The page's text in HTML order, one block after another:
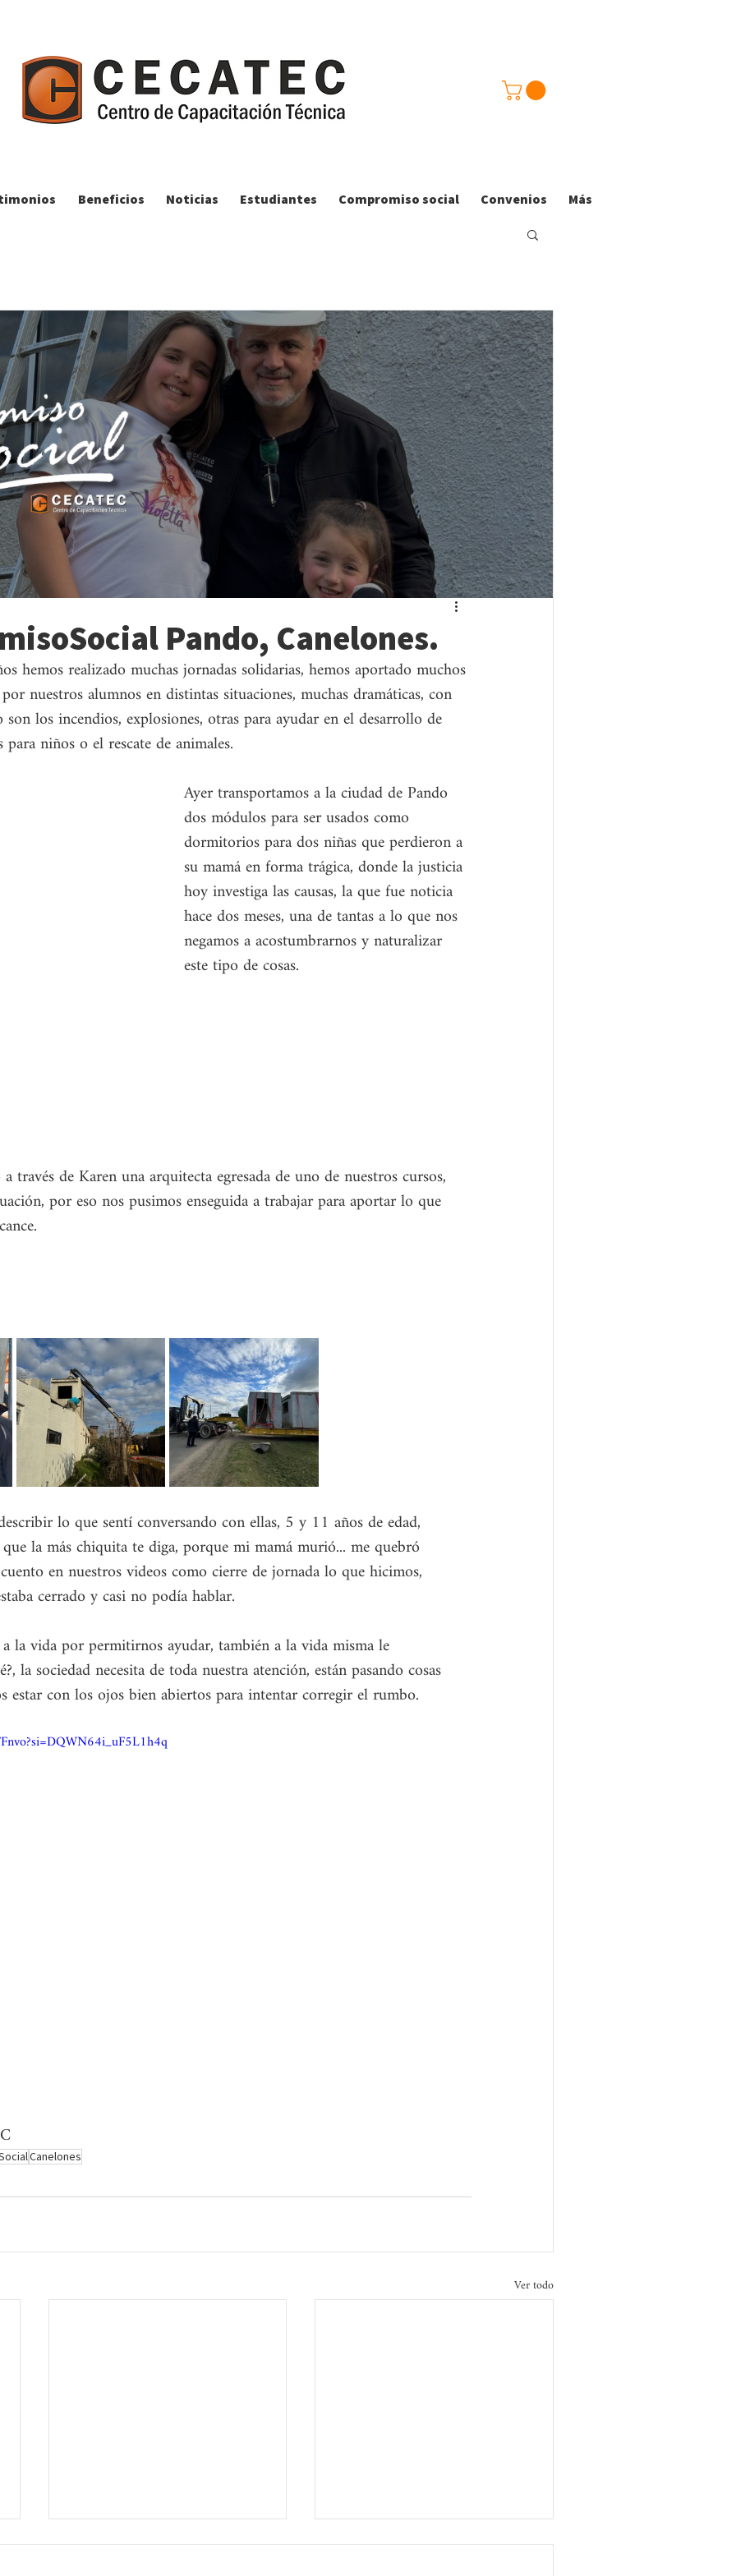
Beneficios Noticias Estudiantes Compromiso social Convenios Más
Pando, Canelones.
hemos realizado muchas jornadas solidarias, hemos aportado muchos
nuestros alumnos en distintas situaciones, muchas dramáticas, con
los incendios, explosiones, otras para ayudar en el desarrollo de
niños o el rescate de animales.
Ayer transportamos a la ciudad de Pando
dos módulos para ser usados como
dormitorios para dos niñas que perdieron a
su mamá en forma trágica, donde la justicia
hoy investiga las causas, la que fue noticia
hace dos meses, una de tantas a lo que nos
negamos a acostumbrarnos y naturalizar
este tipo de cosas.
través de Karen una arquitecta egresada de uno de nuestros cursos,
por eso nos pusimos enseguida a trabajar para aportar lo que
lo que sentí conversando con ellas, 5 y 11 años de edad,
la más chiquita te diga, porque mi mamá murió... me quebró
en nuestros videos como cierre de jornada lo que hicimos,
cerrado y casi no podía hablar.
la vida por permitirnos ayudar, también a la vida misma le
la sociedad necesita de toda nuestra atención, están pasando cosas
estar con los ojos bien abiertos para intentar corregir el rumbo.
Canelones
Ver todo